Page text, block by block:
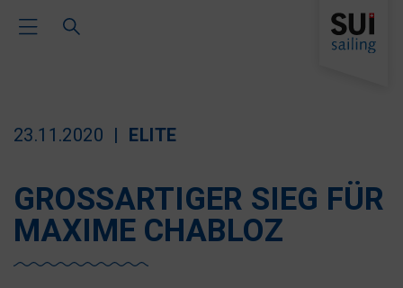
Toggle Main Navigation
23.11.2020 ELITE
GROSSARTIGER SIEG FÜR
MAXIME CHABLOZ